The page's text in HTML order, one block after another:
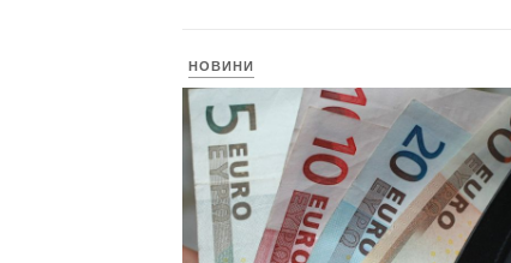
НОВИНИ